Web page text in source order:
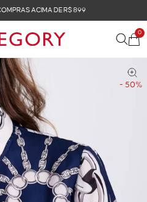
ACIMA DE R$ 899
0
- 50%